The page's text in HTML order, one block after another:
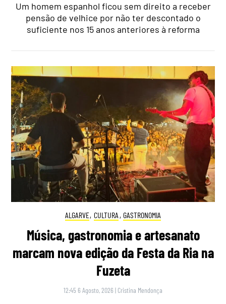
Um homem espanhol ficou sem direito a receber
pensão de velhice por não ter descontado o
suficiente nos 15 anos anteriores à reforma
ALGARVE, CULTURA , GASTRONOMIA
Música, gastronomia e artesanato
marcam nova edição da Festa da Ria na
Fuzeta
12:45 6 Agosto, 2026 | Cristina Mendonça